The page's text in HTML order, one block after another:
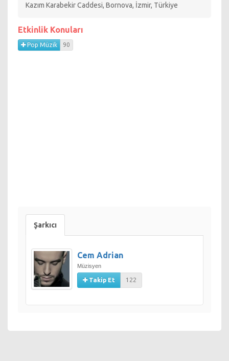
Kazım Karabekir Caddesi, Bornova, İzmir, Türkiye
Etkinlik Konuları
Pop Müzik 90
Şarkıcı
Cem Adrian
Müzisyen
Takip Et 122